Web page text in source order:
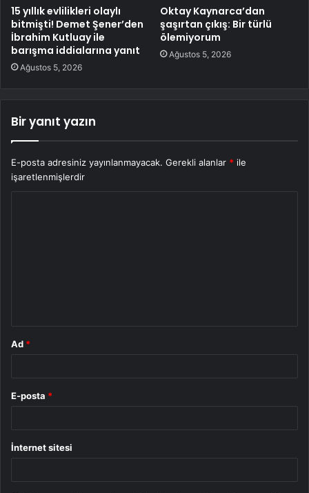
15 yıllık evlilikleri olaylı
bitmişti! Demet Şener’den
İbrahim Kutluay ile
barışma iddialarına yanıt
Ağustos 5, 2026
Oktay Kaynarca’dan
şaşırtan çıkış: Bir türlü
ölemiyorum
Ağustos 5, 2026
Bir yanıt yazın
E-posta adresiniz yayınlanmayacak. Gerekli alanlar * ile
işaretlenmişlerdir
Ad *
E-posta *
İnternet sitesi